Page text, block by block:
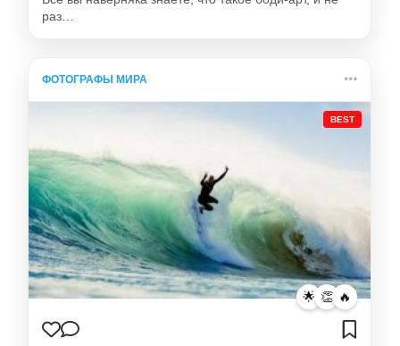
раз…
ФОТОГРАФЫ МИРА
BEST
🌟 👏 🔥